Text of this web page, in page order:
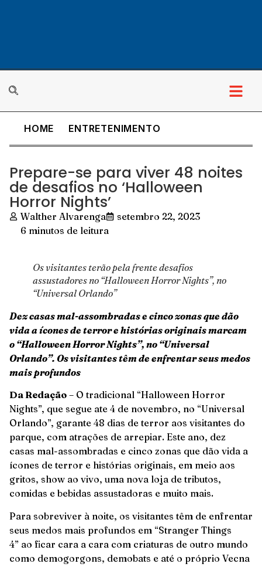
HOME ENTRETENIMENTO
Prepare-se para viver 48 noites
de desafios no ‘Halloween
Horror Nights’
Walther Alvarenga
setembro 22, 2023
6 minutos de leitura
Os visitantes terão pela frente desafios
assustadores no “Halloween Horror Nights”, no
“Universal Orlando”
Dez casas mal-assombradas e cinco zonas que dão
vida a ícones de terror e histórias originais marcam
o “Halloween Horror Nights”, no “Universal
Orlando”. Os visitantes têm de enfrentar seus medos
mais profundos
Da Redação – O tradicional “Halloween Horror
Nights”, que segue ate 4 de novembro, no “Universal
Orlando”, garante 48 dias de terror aos visitantes do
parque, com atrações de arrepiar. Este ano, dez
casas mal-assombradas e cinco zonas que dão vida a
ícones de terror e histórias originais, em meio aos
gritos, show ao vivo, uma nova loja de tributos,
comidas e bebidas assustadoras e muito mais.
Para sobreviver à noite, os visitantes têm de enfrentar
seus medos mais profundos em “Stranger Things
4” ao ficar cara a cara com criaturas de outro mundo
como demogorgons, demobats e até o próprio Vecna ​​